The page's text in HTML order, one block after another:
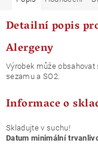
Detailní popis
Alergeny
Výrobek může obsahovat
sezamu a SO2.
Informace o
Skladujte v suchu!
Datum minimální